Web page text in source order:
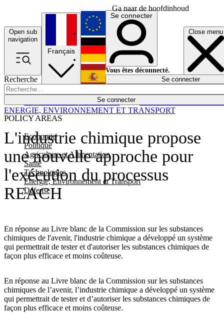
Ga naar de hoofdinhoud
Open sub
navigation
Close menu
Recherche
Se connecter
POLICY AREAS
Economie
Politique
Agriculture et Alimentation
Santé
Technologies
Energie, Environnement et Transport
Défense
Économie
Français
English
Deutsch
Español
Se connecter
Vous êtes déconnecté.
Se connecter
L'industrie chimique propose
une nouvelle approche pour
l'exécution du processus
REACH
En réponse au Livre blanc de la Commission sur les substances
chimiques de l'avenir, l'industrie chimique a développé un système
qui permettrait de tester et d'autoriser les substances chimiques de
façon plus efficace et moins coûteuse.
ENERGIE, ENVIRONNEMENT ET TRANSPORT
En réponse au Livre blanc de la Commission sur les substances
chimiques de l’avenir, l’industrie chimique a développé un système
qui permettrait de tester et d’autoriser les substances chimiques de
façon plus efficace et moins coûteuse.